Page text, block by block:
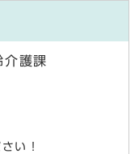
介護課
い！